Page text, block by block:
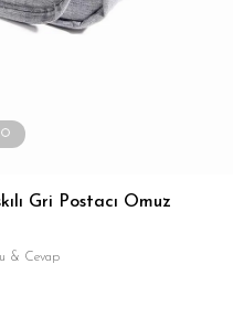
Gri Postacı Omuz
& Cevap